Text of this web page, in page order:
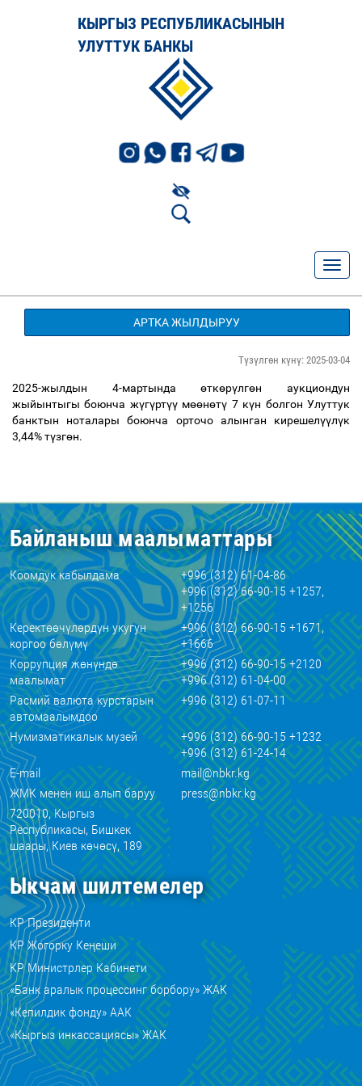
КЫРГЫЗ РЕСПУБЛИКАСЫНЫН
УЛУТТУК БАНКЫ
АРТКА ЖЫЛДЫРУУ
Түзүлгөн күнү: 2025-03-04
2025-жылдын 4-мартындаөткөрүлгөн аукциондун
жыйынтыгы боюнча жүгүртүүмөөнөтү 7 күн болгон Улуттук
банктын ноталары боюнча орточо алынган кирешелүүлүк
3,44% түзгөн.
Байланыш маалыматтары
Коомдук кабылдама
+996 (312) 61-04-86
+996 (312) 66-90-15 +1257,
+1256
Керектөөчүлөрдүн укугун
коргоо бөлүмү
+996 (312) 66-90-15 +1671,
+1666
Коррупция жөнүндө
маалымат
+996 (312) 66-90-15 +2120
+996 (312) 61-04-00
Расмий валюта курстарын
автомаалымдоо
+996 (312) 61-07-11
Нумизматикалык музей
+996 (312) 66-90-15 +1232
+996 (312) 61-24-14
E-mail
mail@nbkr.kg
ЖМК менен иш алып баруу
press@nbkr.kg
720010, Кыргыз
Республикасы, Бишкек
шаары, Киев көчөсү, 189
Ыкчам шилтемелер
КР Президенти
КР Жогорку Кеңеши
КР Министрлер Кабинети
«Банк аралык процессинг борбору» ЖАК
«Кепилдик фонду» ААК
«Кыргыз инкассациясы» ЖАК